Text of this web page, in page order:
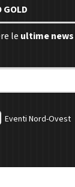
GOLD
le ultime news
Eventi Nord-Ovest